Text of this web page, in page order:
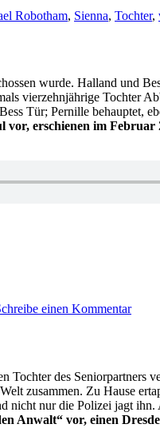
Robotham, Sienna, Tochter,
wurde. Halland und
vierzehnjährige Tochter
Tür; Pernille behauptet,
erschienen im Februar
einen Kommentar641:
nach
dem
des Seniorpartners
zusammen. Zu Hause
nur die Polizei jagt
Anwalt“ vor, einen